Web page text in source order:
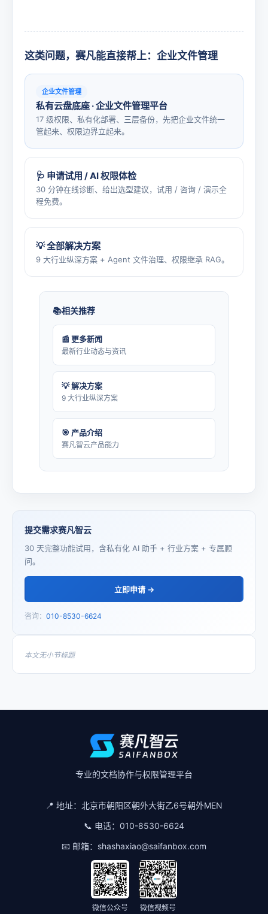
这类问题，赛凡能直接帮上：企业文件管理
企业文件管理
私有云盘底座 · 企业文件管理平台
17 级权限、私有化部署、三层备份，先把企业文件统一
管起来、权限边界立起来。
🩺 申请试用 / AI 权限体检
30 分钟在线诊断、给出选型建议，试用 / 咨询 / 演示全
程免费。
💡 全部解决方案
9 大行业纵深方案 + Agent 文件治理、权限继承 RAG。
相关推荐
📰 更多新闻
最新行业动态与资讯
💡 解决方案
9 大行业纵深方案
🎯 产品介绍
赛凡智云产品能力
提交需求赛凡智云
30 天完整功能试用，含私有化 AI 助手 + 行业方案 + 专属顾
问。
立即申请 →
咨询： 010-8530-6624
本文无小节标题
专业的文档协作与权限管理平台
📍 地址： 北京市朝阳区朝外大街乙6号朝外MEN
📞 电话： 010-8530-6624
📧 邮箱： shashaxiao@saifanbox.com
微信公众号 微信视频号